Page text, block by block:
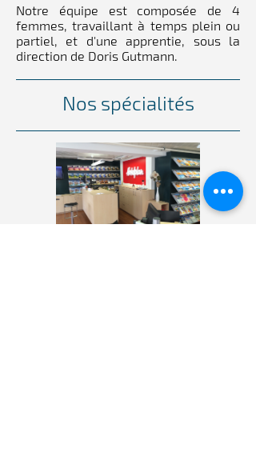
Notre équipe est composée de 4
femmes, travaillant à temps plein ou
partiel, et d'une apprentie, sous la
direction de Doris Gutmann.
Nos spécialités